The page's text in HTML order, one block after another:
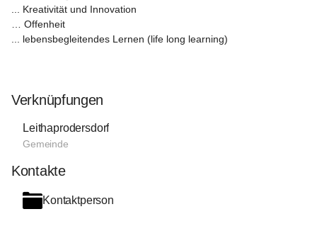
... Kreativität und Innovation
… Offenheit
... lebensbegleitendes Lernen (life long learning)
Verknüpfungen
Leithaprodersdorf
Gemeinde
Kontakte
Kontaktperson